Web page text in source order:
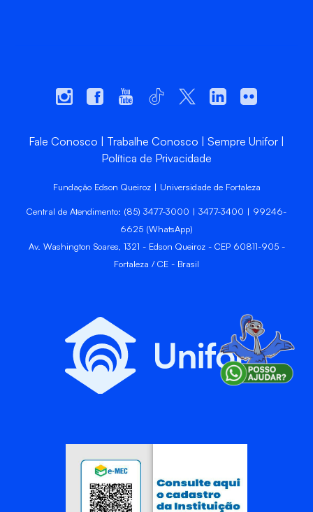
Fale Conosco Trabalhe Conosco
Sempre Unifor
Política de Privacidade
Fundação Edson Queiroz | Universidade de Fortaleza
Central de Atendimento: (85) 3477-3000 | 3477-3400 | 99246-
6625 (WhatsApp)
Av. Washington Soares, 1321 - Edson Queiroz - CEP 60811-905 -
Fortaleza / CE - Brasil